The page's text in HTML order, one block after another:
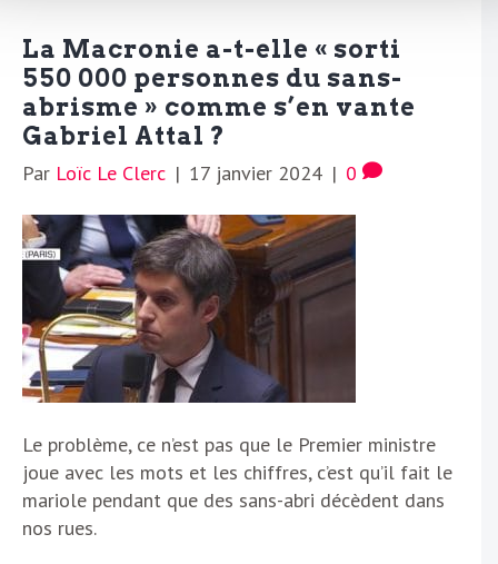
La Macronie a-t-elle « sorti
550 000 personnes du sans-
abrisme » comme s’en vante
Gabriel Attal ?
Par Loïc Le Clerc | 17 janvier 2024 | 0
Le problème, ce n’est pas que le Premier ministre
joue avec les mots et les chiffres, c’est qu’il fait le
mariole pendant que des sans-abri décèdent dans
nos rues.